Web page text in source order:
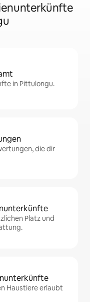
in Pittulongu.
die dir
Platz und
Haustiere erlaubt